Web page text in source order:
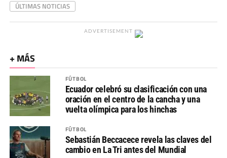
ÚLTIMAS NOTICIAS
ADVERTISEMENT
+ MÁS
FÚTBOL
Ecuador celebró su clasificación con una
oración en el centro de la cancha y una
vuelta olímpica para los hinchas
FÚTBOL
Sebastián Beccacece revela las claves del
cambio en La Tri antes del Mundial